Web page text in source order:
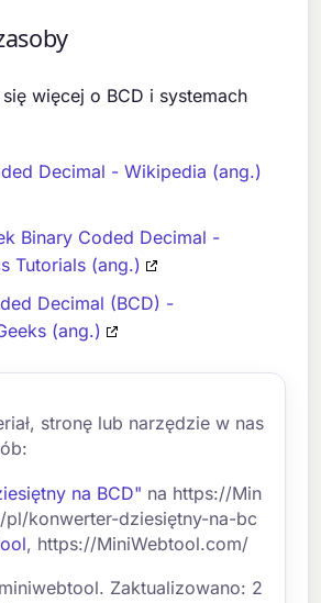
więcej o BCD i systemach
Decimal - Wikipedia (ang.)
Binary Coded Decimal -
Tutorials (ang.)
Decimal (BCD) -
(ang.)
stronę lub narzędzie w nas
na BCD" na https://Min
pl/konwerter-dziesiętny-na-bc
, https://MiniWebtool.com/
Zaktualizowano: 2